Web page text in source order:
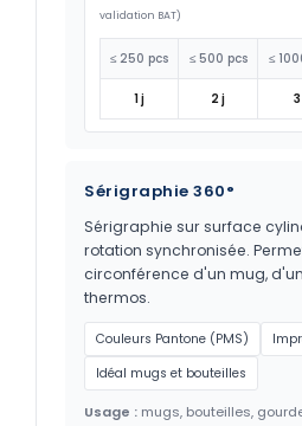
validation BAT)
≤ 250 pcs ≤ 500 pcs ≤
1 j 2 j
Sérigraphie 360°
Sérigraphie sur surface
rotation synchronisée.
circonférence d'un mug,
thermos.
Couleurs Pantone (PMS)
Idéal mugs et bouteilles
Usage : mugs, bouteilles,